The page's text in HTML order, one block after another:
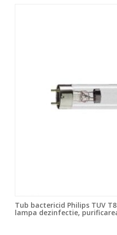
Tub bactericid Philips TUV
lampa dezinfectie,